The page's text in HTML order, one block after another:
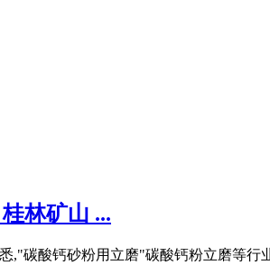
林矿山 ...
,"碳酸钙砂粉用立磨"碳酸钙粉立磨等